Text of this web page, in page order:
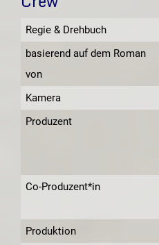
Regie & Drehbuch
basierend auf dem Roman
von
Kamera
Produzent
Co-Produzent*in
Produktion